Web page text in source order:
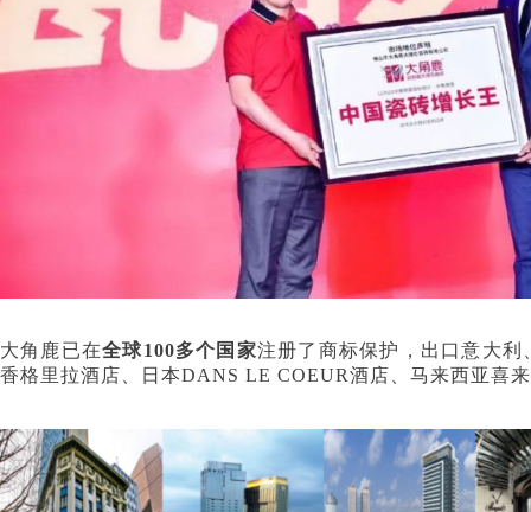
大角鹿已在全球100多个国家注册了商标保护，出口意大
香格里拉酒店、日本DANS LE COEUR酒店、马来西亚喜